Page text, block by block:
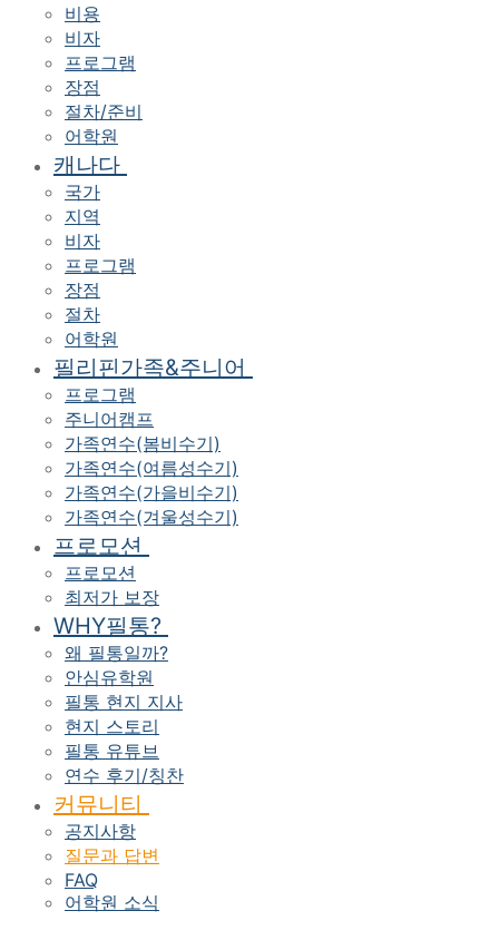
비용
비자
프로그램
장점
절차/준비
어학원
캐나다
국가
지역
비자
프로그램
장점
절차
어학원
필리핀가족&주니어
프로그램
주니어캠프
가족연수(봄비수기)
가족연수(여름성수기)
가족연수(가을비수기)
가족연수(겨울성수기)
프로모션
프로모션
최저가 보장
WHY필통?
왜 필통일까?
안심유학원
필통 현지 지사
현지 스토리
필통 유튜브
연수 후기/칭찬
커뮤니티
공지사항
질문과 답변
FAQ
어학원 소식